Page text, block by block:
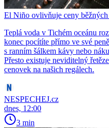
El Niño ovlivňuje ceny
Teplá voda v Tichém oceánu
konec pocítíte přímo ve své
s ranním šálkem kávy nebo
Přesto existuje neviditelný
cenovek na našich regálech.
NESPECHEJ.cz
dnes, 12:00
3 min